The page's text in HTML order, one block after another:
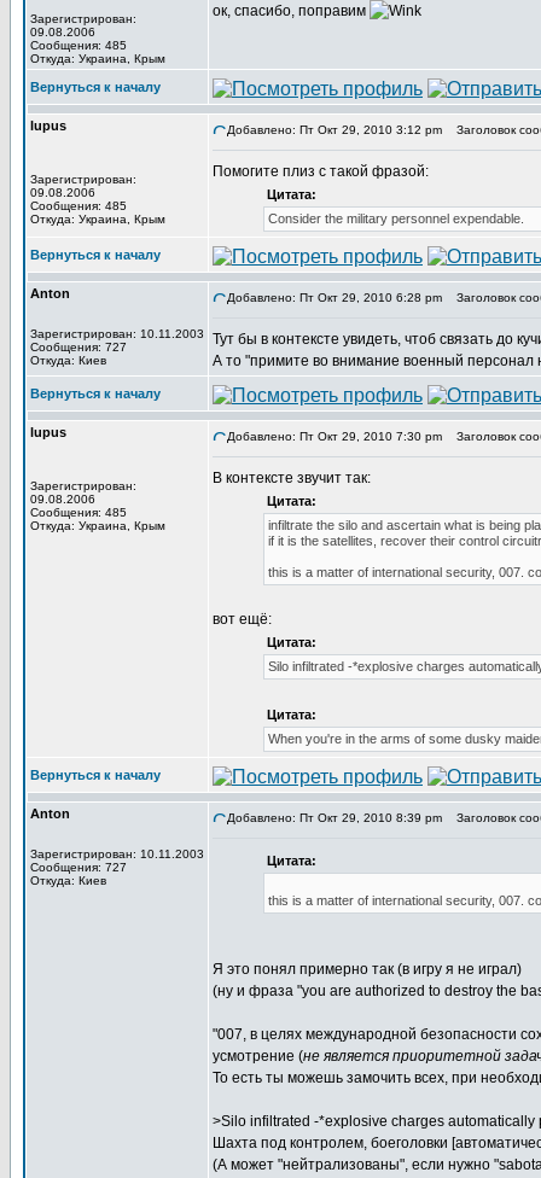
Зарегистрирован:
09.08.2006
Сообщения: 485
Откуда: Украина, Крым
ок, спасибо, поправим
Вернуться к началу
lupus
Зарегистрирован:
09.08.2006
Сообщения: 485
Откуда: Украина, Крым
Добавлено: Пт Окт 29, 2010 3:12 pm Заголовок
Помогите плиз с такой фразой:
Цитата:
Consider the military personnel expendable.
Вернуться к началу
Anton
Зарегистрирован: 10.11.2003
Сообщения: 727
Откуда: Киев
Добавлено: Пт Окт 29, 2010 6:28 pm Заголовок
Тут бы в контексте увидеть, чтоб связать до
А то "примите во внимание военный персонал
Вернуться к началу
lupus
Зарегистрирован:
09.08.2006
Сообщения: 485
Откуда: Украина, Крым
Добавлено: Пт Окт 29, 2010 7:30 pm Заголовок
В контексте звучит так:
Цитата:
infiltrate the silo and ascertain what is being
if it is the satellites, recover their control
this is a matter of international security, 007.
вот ещё:
Цитата:
Silo infiltrated -*explosive charges
Цитата:
When you're in the arms of some dusky
Вернуться к началу
Anton
Зарегистрирован: 10.11.2003
Сообщения: 727
Откуда: Киев
Добавлено: Пт Окт 29, 2010 8:39 pm Заголовок
Цитата:
this is a matter of international security, 007.
Я это понял примерно так (в игру я не играл)
(ну и фраза "you are authorized to destroy the
"007, в целях международной безопасности
усмотрение (не является приоритетной
То есть ты можешь замочить всех, при
>Silo infiltrated -*explosive charges automatically
Шахта под контролем, боеголовки
(А может "нейтрализованы", если нужно